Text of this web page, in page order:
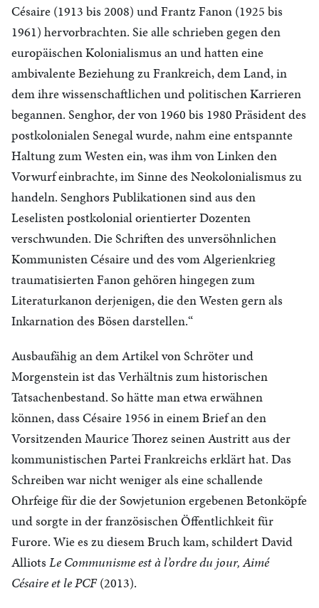
Césaire (1913 bis 2008) und Frantz Fanon (1925 bis
1961) hervorbrachten. Sie alle schrieben gegen den
europäischen Kolonialismus an und hatten eine
ambivalente Beziehung zu Frankreich, dem Land, in
dem ihre wissenschaftlichen und politischen Karrieren
begannen. Senghor, der von 1960 bis 1980 Präsident des
postkolonialen Senegal wurde, nahm eine entspannte
Haltung zum Westen ein, was ihm von Linken den
Vorwurf einbrachte, im Sinne des Neokolonialismus zu
handeln. Senghors Publikationen sind aus den
Leselisten postkolonial orientierter Dozenten
verschwunden. Die Schriften des unversöhnlichen
Kommunisten Césaire und des vom Algerienkrieg
traumatisierten Fanon gehören hingegen zum
Literaturkanon derjenigen, die den Westen gern als
Inkarnation des Bösen darstellen.“
Ausbaufähig an dem Artikel von Schröter und
Morgenstein ist das Verhältnis zum historischen
Tatsachenbestand. So hätte man etwa erwähnen
können, dass Césaire 1956 in einem Brief an den
Vorsitzenden Maurice Thorez seinen Austritt aus der
kommunistischen Partei Frankreichs erklärt hat. Das
Schreiben war nicht weniger als eine schallende
Ohrfeige für die der Sowjetunion ergebenen Betonköpfe
und sorgte in der französischen Öffentlichkeit für
Furore. Wie es zu diesem Bruch kam, schildert David
Alliots Le Communisme est à l’ordre du jour, Aimé
Césaire et le PCF(2013).